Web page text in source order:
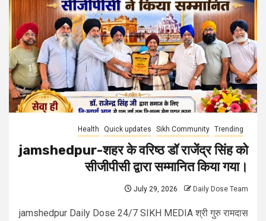
Health Quick updates Sikh Community Trending
jamshedpur-शहर के वरिष्ठ डॉ राजेंद्र सिंह को
सीजीपीसी द्वारा सम्मानित किया गया।
July 29, 2026 Daily Dose Team
jamshedpur Daily Dose 24/7 SIKH MEDIA श्री गुरु रामदास